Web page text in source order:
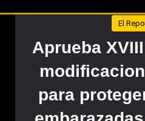
El
Aprueba
para